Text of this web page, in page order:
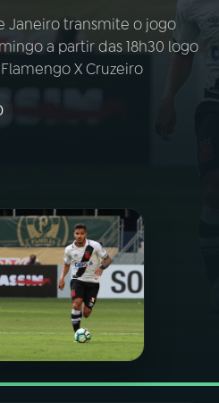
VIVO
Janeiro transmite o jogo
a partir das 18h30 logo
X Cruzeiro